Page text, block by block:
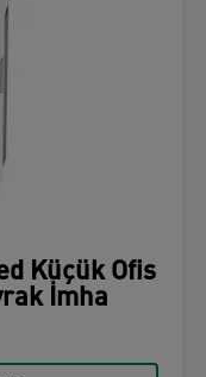
Küçük Ofis
İmha